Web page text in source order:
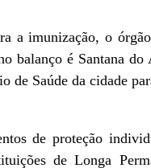
a imunização, o
balanço é Santana
Saúde da cidade
de proteção
de Longa